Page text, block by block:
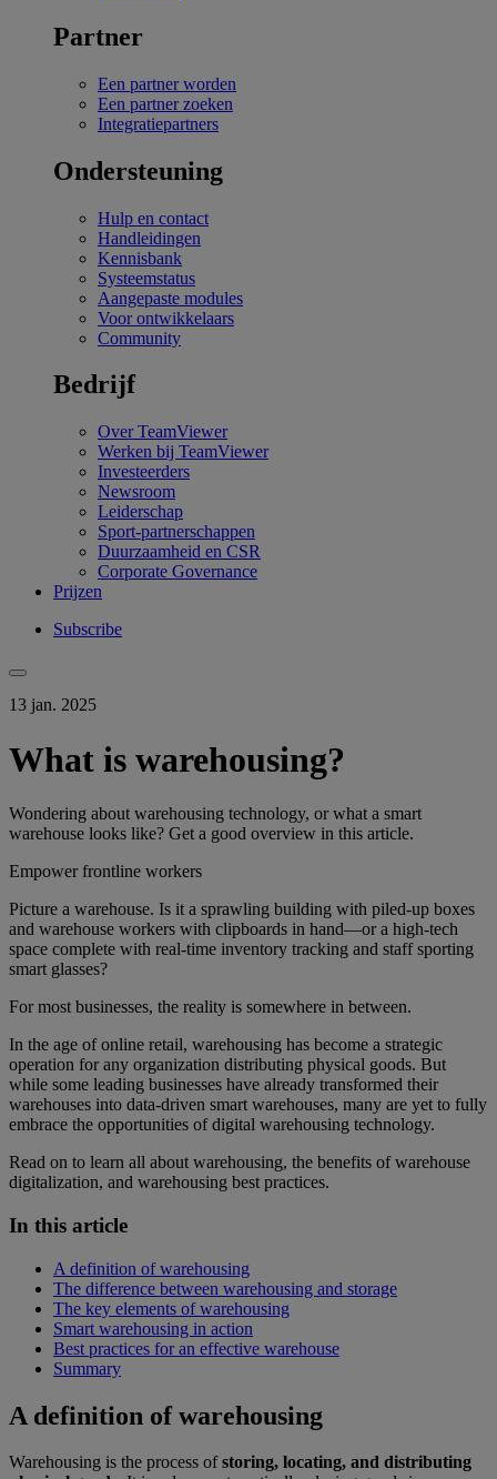
Partner
Een partner worden
Een partner zoeken
Integratiepartners
Ondersteuning
Hulp en contact
Handleidingen
Kennisbank
Systeemstatus
Aangepaste modules
Voor ontwikkelaars
Community
Bedrijf
Over TeamViewer
Werken bij TeamViewer
Investeerders
Newsroom
Leiderschap
Sport-partnerschappen
Duurzaamheid en CSR
Corporate Governance
Prijzen
Subscribe
13 jan. 2025
What is warehousing?
Wondering about warehousing technology, or what a smart
warehouse looks like? Get a good overview in this article.
Empower frontline workers
Picture a warehouse. Is it a sprawling building with piled-up boxes
and warehouse workers with clipboards in hand—or a high-tech
space complete with real-time inventory tracking and staff sporting
smart glasses?
For most businesses, the reality is somewhere in between.
In the age of online retail, warehousing has become a strategic
operation for any organization distributing physical goods. But
while some leading businesses have already transformed their
warehouses into data-driven smart warehouses, many are yet to fully
embrace the opportunities of digital warehousing technology.
Read on to learn all about warehousing, the benefits of warehouse
digitalization, and warehousing best practices.
In this article
A definition of warehousing
The difference between warehousing and storage
The key elements of warehousing
Smart warehousing in action
Best practices for an effective warehouse
Summary
A definition of warehousing
Warehousing is the process ofstoring, locating, and distributing